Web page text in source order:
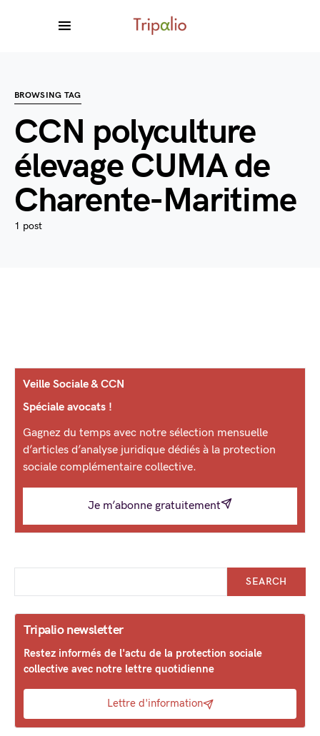
BROWSING TAG
CCN polyculture
élevage CUMA de
Charente-Maritime
1 post
Veille Sociale & CCN
Spéciale avocats !
Gagnez du temps avec notre sélection mensuelle
d’articles d’analyse juridique dédiés à la protection
sociale complémentaire collective.
Je m’abonne gratuitement
SEARCH
Tripalio newsletter
Restez informés de l'actu de la protection sociale
collective avec notre lettre quotidienne
Lettre d'information